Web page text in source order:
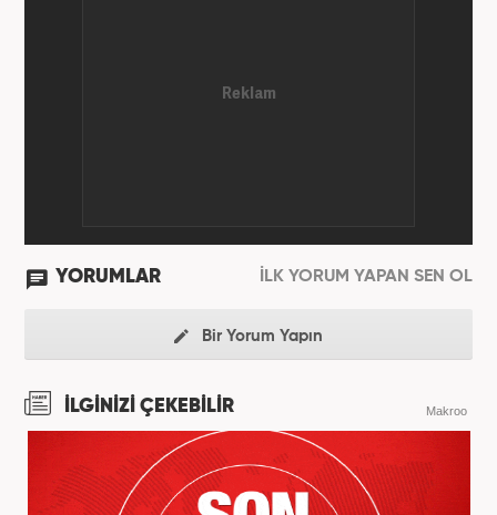
YORUMLAR İLK YORUM YAPAN SEN OL
Bir Yorum Yapın
İLGİNİZİ ÇEKEBİLİR Makroo